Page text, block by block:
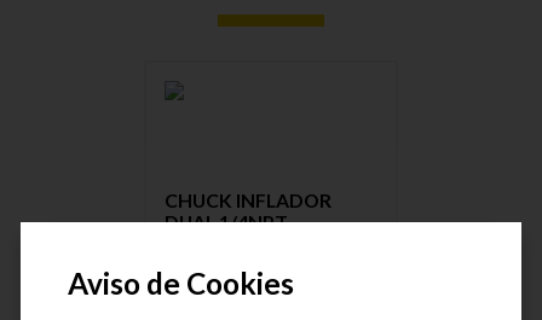
CHUCK INFLADOR
DUAL 1/4NPT ....
Aviso de Cookies